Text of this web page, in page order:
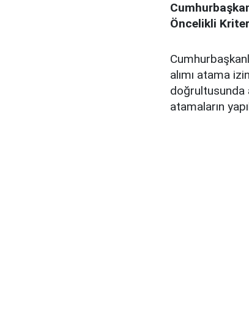
Öncelikli
alımı atama
doğrultusunda
atamaların